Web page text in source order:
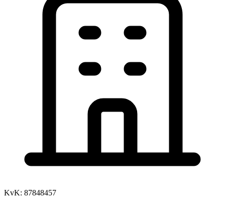
KvK: 87848457